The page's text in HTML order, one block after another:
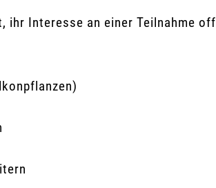
Interesse an einer Teilnahme